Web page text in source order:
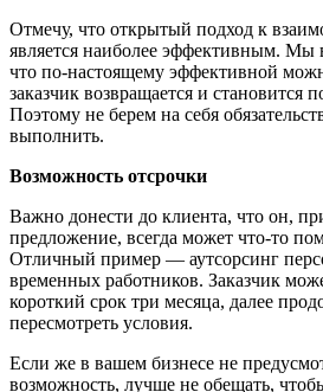
Отмечу, что открытый подход к
является наиболее эффективным.
что по-настоящему эффективной
заказчик возвращается и становится
Поэтому не берем на себя
выполнить.
Возможность отсрочки
Важно донести до клиента, что он,
предложение, всегда может что-то
Отличный пример — аутсорсинг
временных работников. Заказчик
короткий срок три месяца, далее
пересмотреть условия.
Если же в вашем бизнесе не
возможность, лучше не обещать,